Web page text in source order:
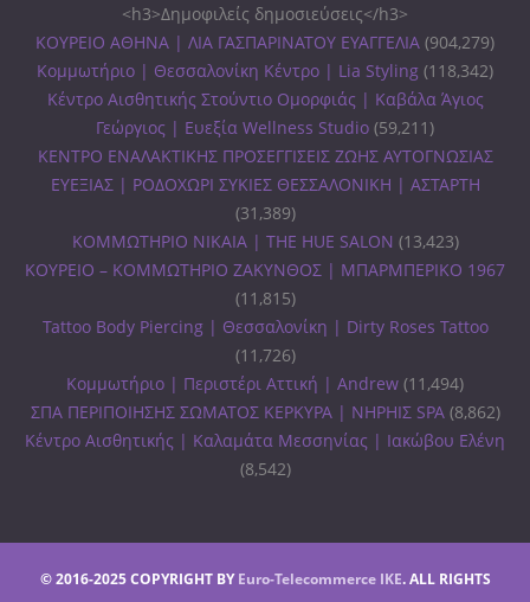
<h3>Δημοφιλείς δημοσιεύσεις</h3>
ΚΟΥΡΕΙΟ ΑΘΗΝΑ | ΛΙΑ ΓΑΣΠΑΡΙΝΑΤΟΥ ΕΥΑΓΓΕΛΙΑ (904,279)
Κομμωτήριο | Θεσσαλονίκη Κέντρο | Lia Styling (118,342)
Κέντρο Αισθητικής Στούντιο Ομορφιάς | Καβάλα Άγιος
Γεώργιος | Ευεξία Wellness Studio (59,211)
ΚΕΝΤΡΟ ΕΝΑΛΑΚΤΙΚΗΣ ΠΡΟΣΕΓΓΙΣΕΙΣ ΖΩΗΣ ΑΥΤΟΓΝΩΣΙΑΣ
ΕΥΕΞΙΑΣ | ΡΟΔΟΧΩΡΙ ΣΥΚΙΕΣ ΘΕΣΣΑΛΟΝΙΚΗ | ΑΣΤΑΡΤΗ
(31,389)
ΚΟΜΜΩΤΗΡΙΟ ΝΙΚΑΙΑ | THE HUE SALON (13,423)
ΚΟΥΡΕΙΟ – ΚΟΜΜΩΤΗΡΙΟ ΖΑΚΥΝΘΟΣ | ΜΠΑΡΜΠΕΡΙΚΟ 1967
(11,815)
Tattoo Body Piercing | Θεσσαλονίκη | Dirty Roses Tattoo
(11,726)
Κομμωτήριο | Περιστέρι Αττική | Andrew (11,494)
ΣΠΑ ΠΕΡΙΠΟΙΗΣΗΣ ΣΩΜΑΤΟΣ ΚΕΡΚΥΡΑ | ΝΗΡΗΙΣ SPA (8,862)
Κέντρο Αισθητικής | Καλαμάτα Μεσσηνίας | Ιακώβου Ελένη
(8,542)
© 2016-2025 COPYRIGHT BYEuro-Telecommerce IKE. ALL RIGHTS